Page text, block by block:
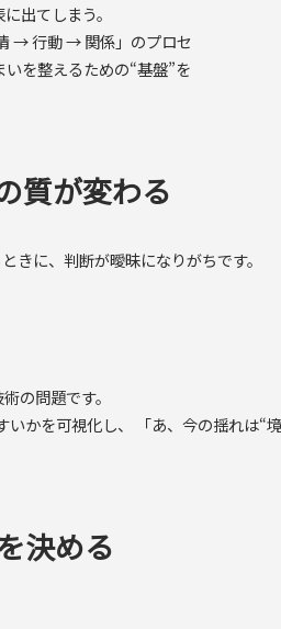
出てしまう。
→ 行動 → 関係」のプロセ
を整えるための“基盤”を
質が変わる
きに、判断が曖昧になりがちです。
の問題です。
を可視化し、 「あ、今の揺れは“
決める